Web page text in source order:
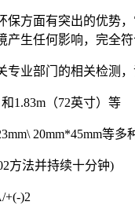
保方面有突出的优势
生任何影响，完全符
专业部门的相关检测
1.83m（72英寸）等
20mm*45mm等多
方法并持续十分钟)
+(-)2